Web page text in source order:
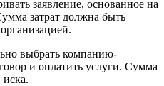
заявление, основанное на
затрат должна быть
выбрать компанию-
и оплатить услуги. Сумма
иска.